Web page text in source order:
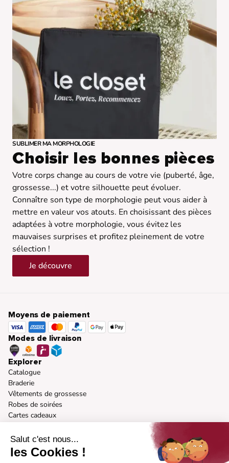
Salut c'est nous...
les Cookies !
SUBLIMER MA MORPHOLOGIE
Choisir les bonnes pièces
Votre corps change au cours de votre vie (puberté, âge,
grossesse...) et votre silhouette peut évoluer.
Connaître son type de morphologie peut vous aider à
mettre en valeur vos atouts. En choisissant des pièces
adaptées à votre morphologie, vous évitez les
mauvaises surprises et profitez pleinement de votre
sélection !
Je découvre
Moyens de paiement
Modes de livraison
Explorer
Catalogue
Braderie
Vêtements de grossesse
Robes de soirées
Cartes cadeaux
A propos
Notre vision
Nos marques
Mode responsable